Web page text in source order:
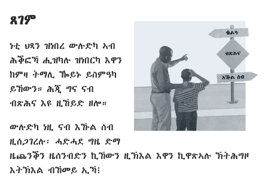
ጸገም
ነቲ ህጻን ዝነበረ ውሉድካ ኣብ
ሕቕፎኻ ሒዝካሉ ዝነበርካ እዋን
ከምዛ ትማሊ ዀይኑ ይስምዓካ
ይኸውን። ሕጂ ግና ናብ
ብጽሕና እዩ ዚኸይድ ዘሎ።
ውሉድካ ነዚ ናብ እኹል ሰብ
ዚሰጋገረሉ፡ ሓድሓደ ግዜ ድማ
ዜጨንቕን ዜሰንብድን ኪኸውን ዚኽእል እዋን ኪዋጽኣሉ ኽትሕግዞ
እትኽእል ብኸመይ ኢኻ፧